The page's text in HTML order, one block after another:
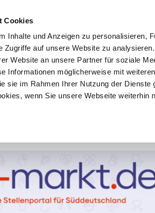
Cookies
Inhalte und Anzeigen zu personalisieren,
Zugriffe auf unsere Website zu
Website an unsere Partner für soziale
Informationen möglicherweise mit
sie im Rahmen Ihrer Nutzung der Dienste
wenn Sie unsere Webseite weiterhin